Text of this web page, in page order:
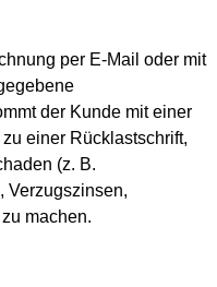
per E-Mail oder mit
der Kunde mit einer
einer Rücklastschrift,
(z. B.
Verzugszinsen,
machen.